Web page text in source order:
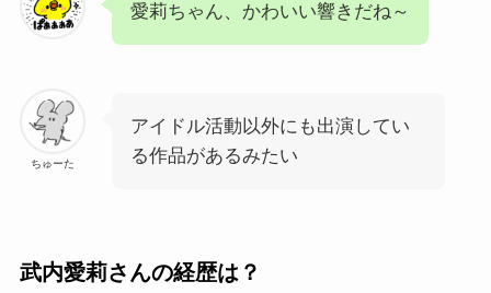
愛莉ちゃん、かわいい響きだね～
ちゅーた
アイドル活動以外にも出演してい
る作品があるみたい
武内愛莉さんの経歴は？